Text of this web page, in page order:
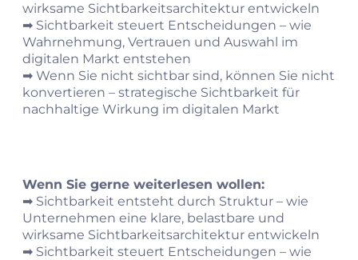
wirksame Sichtbarkeitsarchitektur entwickeln
➡︎ Sichtbarkeit steuert Entscheidungen – wie
Wahrnehmung, Vertrauen und Auswahl im
digitalen Markt entstehen
➡︎ Wenn Sie nicht sichtbar sind, können Sie nicht
konvertieren – strategische Sichtbarkeit für
nachhaltige Wirkung im digitalen Markt
Wenn Sie gerne weiterlesen wollen:
➡︎ Sichtbarkeit entsteht durch Struktur – wie
Unternehmen eine klare, belastbare und
wirksame Sichtbarkeitsarchitektur entwickeln
➡︎ Sichtbarkeit steuert Entscheidungen – wie